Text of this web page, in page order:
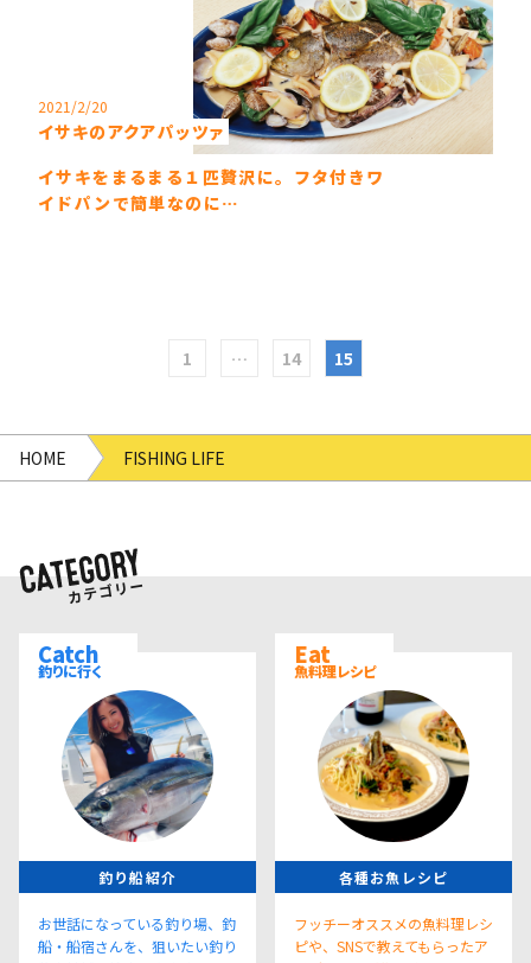
2021/2/20
イサキのアクアパッツァ
イサキをまるまる１匹贅沢に。フタ付きワ
イドパンで簡単なのに…
1 … 14 15
HOME FISHING LIFE
Catch
釣りに行く
釣り船紹介
お世話になっている釣り場、釣
船・船宿さんを、狙いたい釣り
Eat
魚料理レシピ
各種お魚レシピ
フッチーオススメの魚料理レシ
ピや、SNSで教えてもらったア